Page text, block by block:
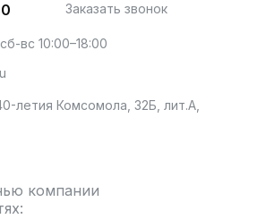
Заказать звонок
вс 10:00–18:00
летия Комсомола, 32Б, лит.А,
компании